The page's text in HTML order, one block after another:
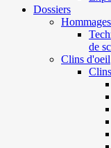
Dossiers
de
Clins d'oeil